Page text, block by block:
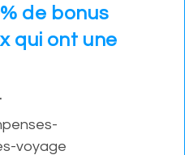
de bonus
qui ont une
voyage